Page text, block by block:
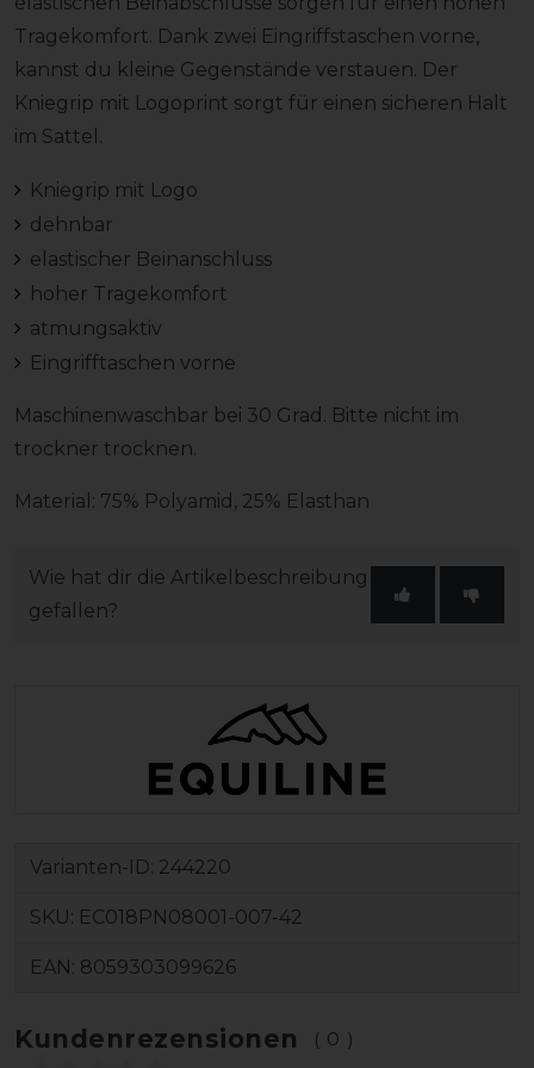
Tragekomfort. Dank zwei Eingriffstaschen vorne,
kannst du kleine Gegenstände verstauen. Der
Kniegrip mit Logoprint sorgt für einen sicheren Halt
im Sattel.
Kniegrip mit Logo
dehnbar
elastischer Beinanschluss
hoher Tragekomfort
atmungsaktiv
Eingrifftaschen vorne
Maschinenwaschbar bei 30 Grad. Bitte nicht im
trockner trocknen.
Material: 75% Polyamid, 25% Elasthan
Wie hat dir die Artikelbeschreibung
gefallen?
Varianten-ID: 244220
SKU: EC018PN08001-007-42
EAN: 8059303099626
Kundenrezensionen (0)